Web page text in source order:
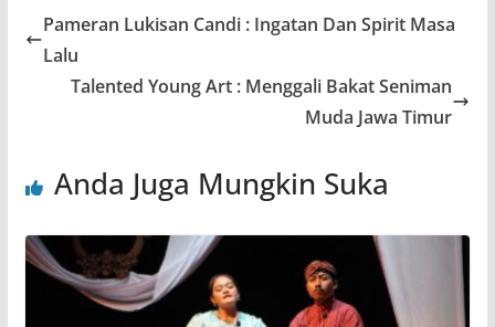
Pameran Lukisan Candi : Ingatan Dan Spirit Masa
Lalu
Talented Young Art : Menggali Bakat Seniman
Muda Jawa Timur
Anda Juga Mungkin Suka